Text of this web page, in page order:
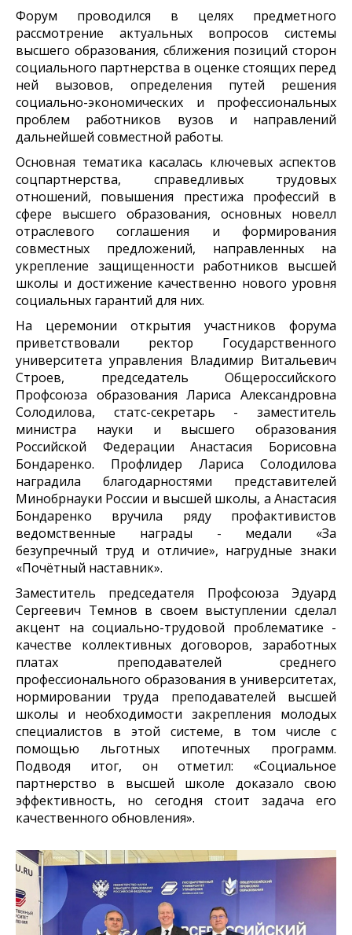
Форум проводился в целях предметного
рассмотрение актуальных вопросов системы
высшего образования, сближения позиций сторон
социального партнерства в оценке стоящих перед
ней вызовов, определения путей решения
социально-экономических и профессиональных
проблем работников вузов и направлений
дальнейшей совместной работы.
Основная тематика касалась ключевых аспектов
соцпартнерства, справедливых трудовых
отношений, повышения престижа профессий в
сфере высшего образования, основных новелл
отраслевого соглашения и формирования
совместных предложений, направленных на
укрепление защищенности работников высшей
школы и достижение качественно нового уровня
социальных гарантий для них.
На церемонии открытия участников форума
приветствовали ректор Государственного
университета управления Владимир Витальевич
Строев, председатель Общероссийского
Профсоюза образования Лариса Александровна
Солодилова, статс-секретарь - заместитель
министра науки и высшего образования
Российской Федерации Анастасия Борисовна
Бондаренко. Профлидер Лариса Солодилова
наградила благодарностями представителей
Минобрнауки России и высшей школы, а Анастасия
Бондаренко вручила ряду профактивистов
ведомственные награды - медали «За
безупречный труд и отличие», нагрудные знаки
«Почётный наставник».
Заместитель председателя Профсоюза Эдуард
Сергеевич Темнов в своем выступлении сделал
акцент на социально-трудовой проблематике -
качестве коллективных договоров, заработных
платах преподавателей среднего
профессионального образования в университетах,
нормировании труда преподавателей высшей
школы и необходимости закрепления молодых
специалистов в этой системе, в том числе с
помощью льготных ипотечных программ.
Подводя итог, он отметил: «Социальное
партнерство в высшей школе доказало свою
эффективность, но сегодня стоит задача его
качественного обновления».